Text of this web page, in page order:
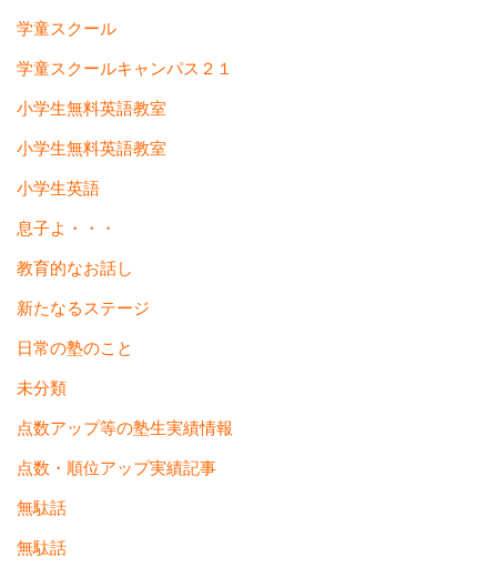
学童スクール
学童スクールキャンパス２１
小学生無料英語教室
小学生無料英語教室
小学生英語
息子よ・・・
教育的なお話し
新たなるステージ
日常の塾のこと
未分類
点数アップ等の塾生実績情報
点数・順位アップ実績記事
無駄話
無駄話